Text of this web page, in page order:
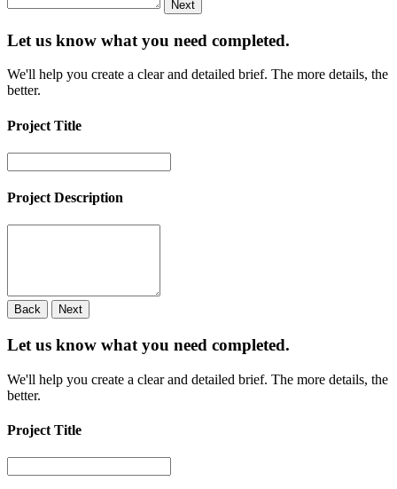
Next
Let us know what you need completed.
We'll help you create a clear and detailed brief. The more details, the
better.
Project Title
Project Description
Back Next
Let us know what you need completed.
We'll help you create a clear and detailed brief. The more details, the
better.
Project Title